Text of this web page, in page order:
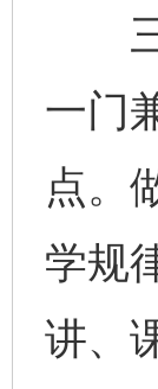
三
一门
点。
学规
讲、